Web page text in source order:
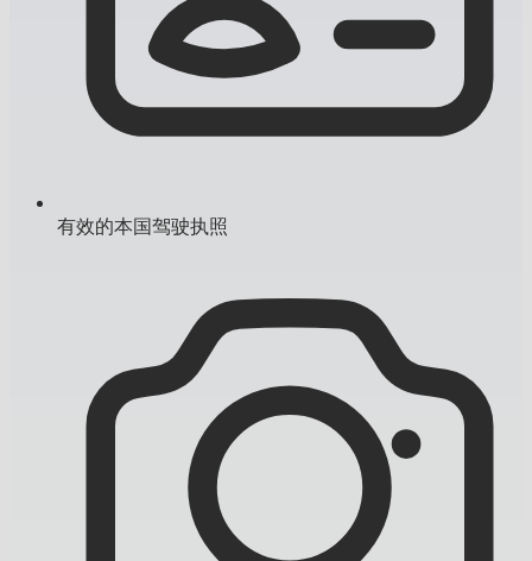
有效的本国驾驶执照